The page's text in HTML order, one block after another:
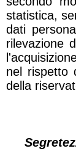
statistica,
dati
rilevazione
nel rispetto
della